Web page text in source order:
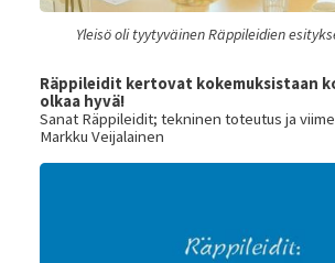
Yleisö oli tyytyväinen Räppileidien
Räppileidit kertovat kokemuksistaan
olkaa hyvä!
Sanat Räppileidit; tekninen toteutus ja
Markku Veijalainen